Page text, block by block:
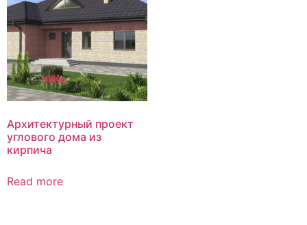
Архитектурный проект
углового дома из
кирпича
Read more